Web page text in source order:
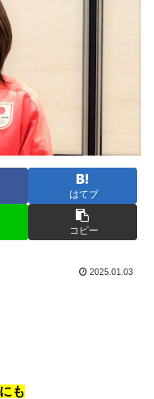
はてブ
コピー
2025.01.03
も